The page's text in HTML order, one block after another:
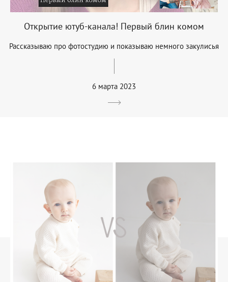
Открытие ютуб-канала! Первый блин комом
Рассказываю про фотостудию и показываю немного закулисья
6 марта 2023